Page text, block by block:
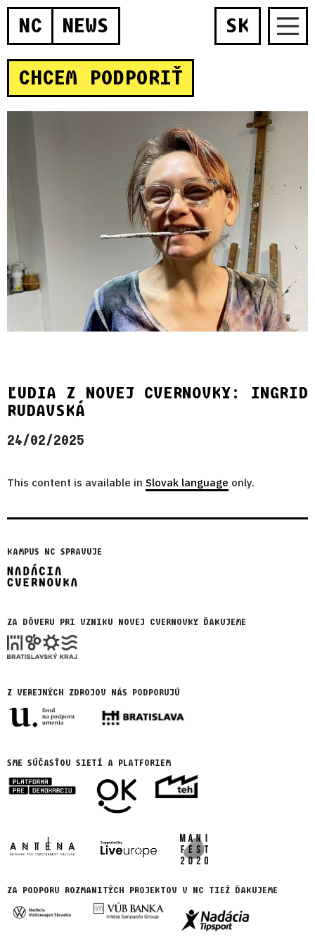
NC NEWS SK
CHCEM PODPORIŤ
ĽUDIA Z NOVEJ CVERNOVKY: INGRID
RUDAVSKÁ
24/02/2025
This content is available in Slovak language only.
KAMPUS NC SPRAVUJE
ZA DÔVERU PRI VZNIKU NOVEJ CVERNOVKY ĎAKUJEME
Z VEREJNÝCH ZDROJOV NÁS PODPORUJÚ
SME SÚČASŤOU SIETÍ A PLATFORIEM
ZA PODPORU ROZMANITÝCH PROJEKTOV V NC TIEŽ ĎAKUJEME